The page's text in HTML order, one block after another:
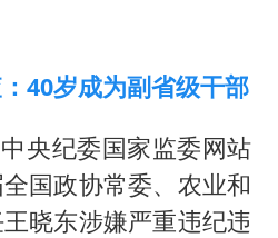
40岁成为副省级干部
央纪委国家监委网站
国政协常委、农业和
晓东涉嫌严重违纪违